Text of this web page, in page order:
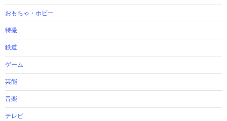
おもちゃ・ホビー
特撮
鉄道
ゲーム
芸能
音楽
テレビ